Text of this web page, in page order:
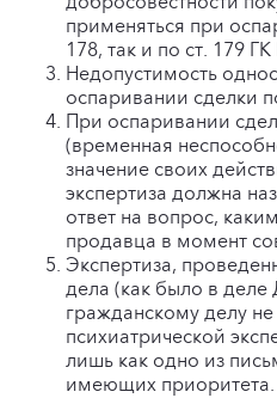
применяться при
178, так и по ст. 179
Недопустимость
оспаривании сделки
При оспаривании
(временная
значение своих
экспертиза должна
ответ на вопрос,
продавца в момент
Экспертиза,
дела (как было в деле
гражданскому делу
психиатрической
лишь как одно из
имеющих приоритета.